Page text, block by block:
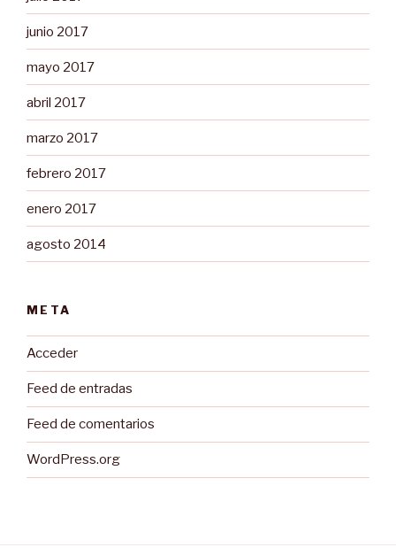
junio 2017
mayo 2017
abril 2017
marzo 2017
febrero 2017
enero 2017
agosto 2014
META
Acceder
Feed de entradas
Feed de comentarios
WordPress.org